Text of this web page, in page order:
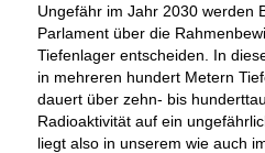
Ungefähr im Jahr 2030 werden
Parlament über die
Tiefenlager entscheiden. In
in mehreren hundert Metern
dauert über zehn- bis
Radioaktivität auf ein
liegt also in unserem wie auch